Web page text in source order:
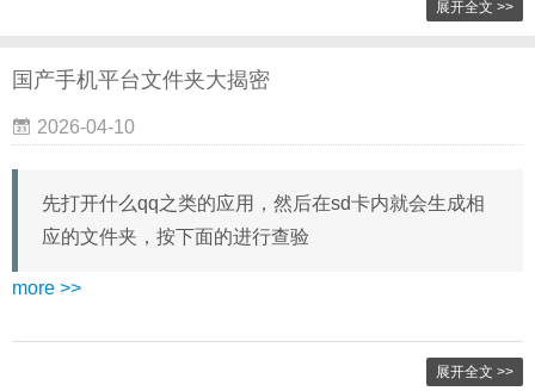
展开全文 >>
国产手机平台文件夹大揭密
2026-04-10
先打开什么qq之类的应用，然后在sd卡内就会生成相
应的文件夹，按下面的进行查验
more >>
展开全文 >>